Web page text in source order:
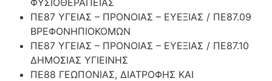
ΠΕ87 ΥΓΕΙΑΣ – ΠΡΟΝΟΙΑΣ – ΕΥΕΞΙΑΣ / ΠΕ87.09
ΒΡΕΦΟΝΗΠΙΟΚΟΜΩΝ
ΠΕ87 ΥΓΕΙΑΣ – ΠΡΟΝΟΙΑΣ – ΕΥΕΞΙΑΣ / ΠΕ87.10
ΔΗΜΟΣΙΑΣ ΥΓΙΕΙΝΗΣ
ΠΕ88 ΓΕΩΠΟΝΙΑΣ, ΔΙΑΤΡΟΦΗΣ ΚΑΙ